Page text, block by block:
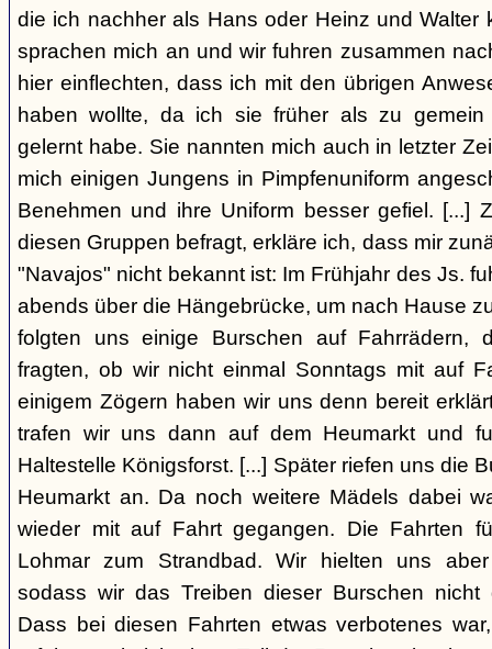
die ich nachher als Hans oder Heinz und Walter
sprachen mich an und wir fuhren zusammen
hier einflechten, dass ich mit den übrigen
haben wollte, da ich sie früher als zu gemein
gelernt habe. Sie nannten mich auch in letzter
mich einigen Jungens in Pimpfenuniform
Benehmen und ihre Uniform besser gefiel. [...]
diesen Gruppen befragt, erkläre ich, dass mir
"Navajos" nicht bekannt ist: Im Frühjahr des Js.
abends über die Hängebrücke, um nach Hause
folgten uns einige Burschen auf Fahrrädern,
fragten, ob wir nicht einmal Sonntags mit auf
einigem Zögern haben wir uns denn bereit
trafen wir uns dann auf dem Heumarkt und
Haltestelle Königsforst. [...] Später riefen uns die
Heumarkt an. Da noch weitere Mädels dabei
wieder mit auf Fahrt gegangen. Die Fahrten
Lohmar zum Strandbad. Wir hielten uns
sodass wir das Treiben dieser Burschen nicht
Dass bei diesen Fahrten etwas verbotenes